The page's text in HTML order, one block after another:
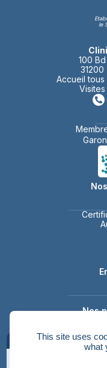
le
100
31200
Accueil
Visites
Nos
This site uses
what